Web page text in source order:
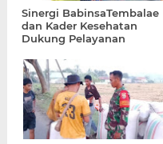
Sinergi BabinsaTembalae
dan Kader Kesehatan
Dukung Pelayanan
Tembalae